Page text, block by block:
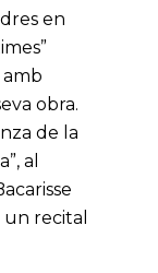
en
amb
obra.
de la
al
un recital